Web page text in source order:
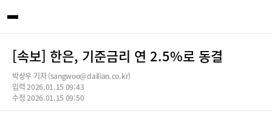
[속보] 한은, 기준금리 연 2.5%로 동결
박상우 기자 (sangwoo@dailian.co.kr)
입력 2026.01.15 09:43
수정 2026.01.15 09:50